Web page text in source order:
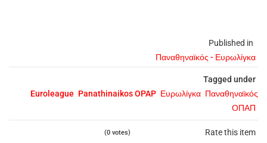
Published in
Παναθηναϊκός - Ευρωλίγκα
Tagged under
Euroleague Panathinaikos OPAP Ευρωλίγκα Παναθηναϊκός
ΟΠΑΠ
Rate this item
(0 votes)